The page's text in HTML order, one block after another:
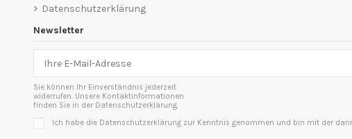
Datenschutzerklärung
Newsletter
Sie können Ihr Einverständnis jederzeit
widerrufen. Unsere Kontaktinformationen
finden Sie in der Datenschutzerklärung.
Ich habe die Datenschutzerklärung zur Kenntnis genommen und bin mit der